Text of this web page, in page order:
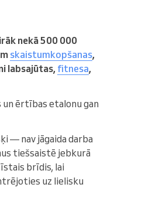
nekā 500 000
skaistumkopšanas,
labsajūtas, fitnesa,
ērtības etalonu gan
— nav jāgaida darba
tiešsaistē jebkurā
brīdis, lai
uz lielisku